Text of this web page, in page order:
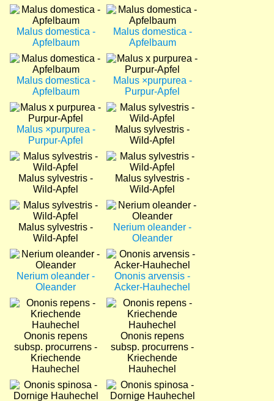
Bild
Malus domestica -
Apfelbaum
Bild
Malus domestica -
Apfelbaum
Bild
Malus domestica -
Apfelbaum
Bild
Malus ×purpurea -
Purpur-Apfel
Bild
Malus ×purpurea -
Purpur-Apfel
Bild
Malus sylvestris -
Wild-Apfel
Bild
Malus sylvestris -
Wild-Apfel
Bild
Malus sylvestris -
Wild-Apfel
Bild
Malus sylvestris -
Wild-Apfel
Bild
Nerium oleander -
Oleander
Bild
Nerium oleander -
Oleander
Bild
Ononis arvensis -
Acker-Hauhechel
Bild
Ononis repens
subsp. procurrens -
Kriechende
Hauhechel
Bild
Ononis repens
subsp. procurrens -
Kriechende
Hauhechel
Bild
Bild